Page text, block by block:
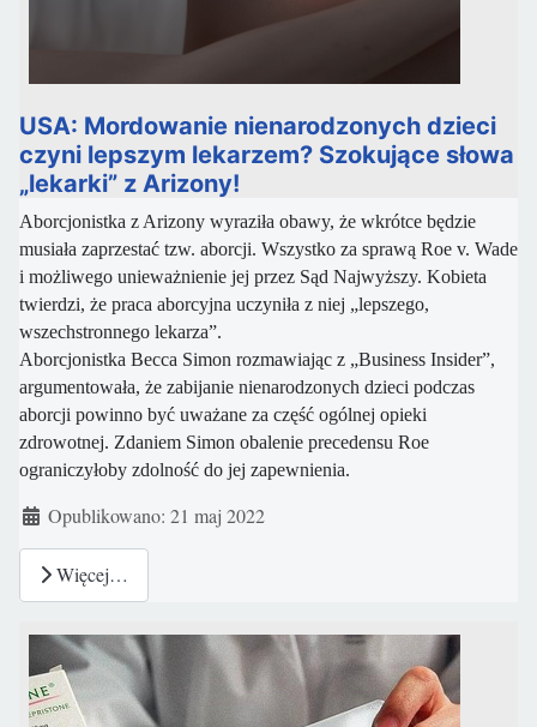
USA: Mordowanie nienarodzonych dzieci
czyni lepszym lekarzem? Szokujące słowa
„lekarki” z Arizony!
Aborcjonistka z Arizony wyraziła obawy, że wkrótce będzie
musiała zaprzestać tzw. aborcji. Wszystko za sprawą Roe v. Wade
i możliwego unieważnienie jej przez Sąd Najwyższy. Kobieta
twierdzi, że praca aborcyjna uczyniła z niej „lepszego,
wszechstronnego lekarza”.
Aborcjonistka Becca Simon rozmawiając z „Business Insider”,
argumentowała, że ​​zabijanie nienarodzonych dzieci podczas
aborcji powinno być uważane za część ogólnej opieki
zdrowotnej. Zdaniem Simon obalenie precedensu Roe
ograniczyłoby zdolność do jej zapewnienia.
Szczegóły
Opublikowano: 21 maj 2022
Więcej…